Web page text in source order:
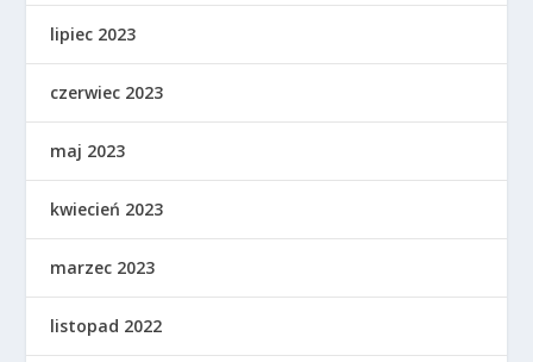
lipiec 2023
czerwiec 2023
maj 2023
kwiecień 2023
marzec 2023
listopad 2022